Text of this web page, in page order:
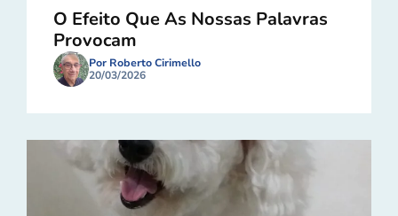
O Efeito Que As Nossas Palavras
Provocam
Por Roberto Cirimello
20/03/2026